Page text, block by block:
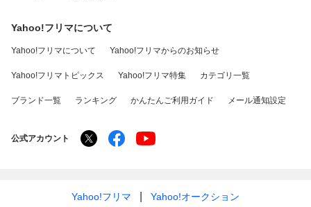
Yahoo!フリマについて
Yahoo!フリマについて Yahoo!フリマからのお知らせ
Yahoo!フリマトピックス Yahoo!フリマ特集 カテゴリ一覧
ブランド一覧 ランキング かんたんご利用ガイド メール通知設定
公式アカウント
Yahoo!フリマ Yahoo!オークション